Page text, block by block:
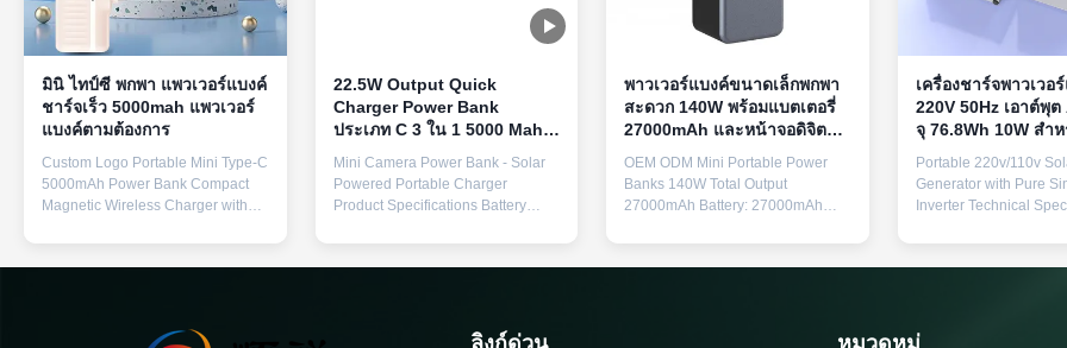
มินิ ไทป์ซี พกพา แพวเวอร์แบงค์
ชาร์จเร็ว 5000mah แพวเวอร์
แบงค์ตามต้องการ
Custom Logo Portable Mini Type-C
5000mAh Power Bank Compact
Magnetic Wireless Charger with
Details Battery Capacity 5000mAh
Type-C Input 5V2.1A Apple Output
Built-in lanyard for easy carrying
22.5W Output Quick
Charger Power Bank
ประเภท C 3 ใน 1 5000 Mah
ชาร์จมือถือ
Mini Camera Power Bank - Solar
Powered Portable Charger
Product Specifications Battery
5V 2.1A Apple Output 5V 2.1A
Type-C Output 5V 2.1A Material
Built-in lanyard for easy carrying
พาวเวอร์แบงค์ขนาดเล็กพกพา
สะดวก 140W พร้อมแบตเตอรี่
27000mAh และหน้าจอดิจิตอล
อัจฉริยะ
OEM ODM Mini Portable Power
Banks 140W Total Output
27000mAh Battery: 27000mAh
Lanyard, mobile phone bracket,
Type-C input port Type-C cable:
packaging Available colors: Black,
เครื่องชาร์จพาวเวอ
220V 50Hz เอาต์พุ
จุ 76.8Wh 10W สำ
ฉุกเฉิน
Portable 220v/110v
Generator with Pure
Inverter Technical
capacity 76.8Wh
10W Peak power
panel: 18V10W Light